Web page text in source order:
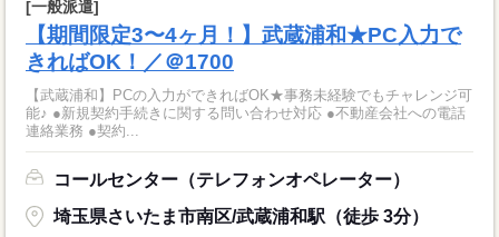
[一般派遣]
【期間限定3〜4ヶ月！】武蔵浦和★PC入力で
きればOK！／＠1700
【武蔵浦和】PCの入力ができればOK★事務未経験でもチャレンジ可
能♪ ●新規契約手続きに関する問い合わせ対応 ●不動産会社への電話
連絡業務 ●契約...
コールセンター（テレフォンオペレーター）
埼玉県さいたま市南区/武蔵浦和駅（徒歩 3分）